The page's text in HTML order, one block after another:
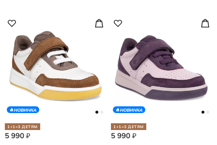
НОВИНКА
1+1=3 ДЕТЯМ
5 990 ₽
НОВИНКА
1+1=3 ДЕТЯМ
5 990 ₽